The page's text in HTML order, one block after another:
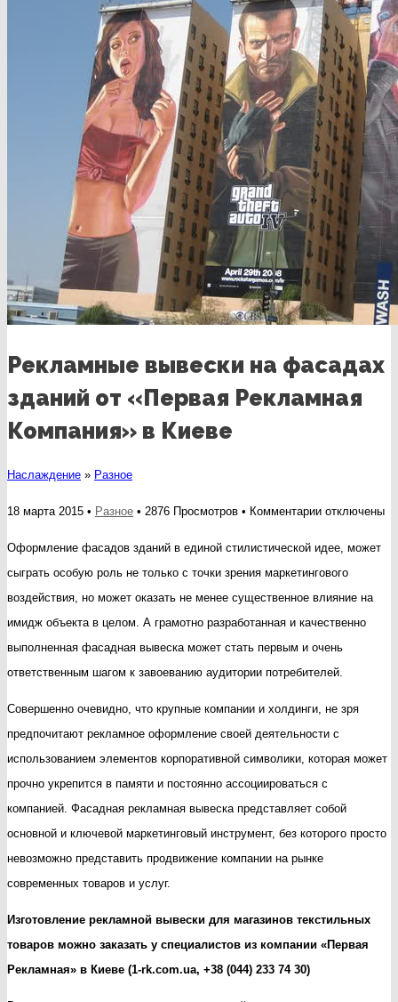
Рекламные вывески на фасадах
зданий от «Первая Рекламная
Компания» в Киеве
Наслаждение » Разное
18 марта 2015 • Разное • 2876 Просмотров • Комментариик
«Первая
Рекламная
Компания»
в
Киеве
отключены
Оформление фасадов зданий в единой стилистической идее, может
сыграть особую роль не только с точки зрения маркетингового
воздействия, но может оказать не менее существенное влияние на
имидж объекта в целом. А грамотно разработанная и качественно
выполненная фасадная вывеска может стать первым и очень
ответственным шагом к завоеванию аудитории потребителей.
Совершенно очевидно, что крупные компании и холдинги, не зря
предпочитают рекламное оформление своей деятельности с
использованием элементов корпоративной символики, которая может
прочно укрепится в памяти и постоянно ассоциироваться с
компанией. Фасадная рекламная вывеска представляет собой
основной и ключевой маркетинговый инструмент, без которого просто
невозможно представить продвижение компании на рынке
современных товаров и услуг.
Изготовление рекламной вывески для магазинов текстильных
товаров можно заказать у специалистов из компании «Первая
Рекламная» в Киеве (1-rk.com.ua, +38 (044) 233 74 30)